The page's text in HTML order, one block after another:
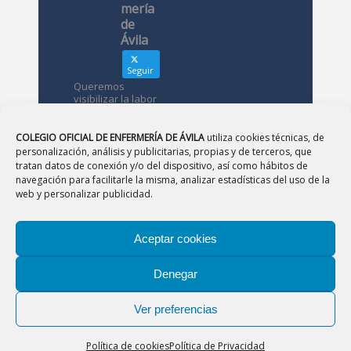
COLEGIO OFICIAL DE ENFERMERÍA DE ÁVILA utiliza cookies técnicas, de
personalización, análisis y publicitarias, propias y de terceros, que
tratan datos de conexión y/o del dispositivo, así como hábitos de
navegación para facilitarle la misma, analizar estadísticas del uso de la
web y personalizar publicidad.
Aceptar cookies
Denegar
Ver preferencias
Política de cookiesPolítica de Privacidad
mería
de
Ávila
Seguir
Queremos
visibilizar la labor
conoces?
Avatar Colegio
Oficial de
de Ávila
12 May
Enfermería
os
agradecemos
LEÓN|PALENCIA
|SEGOVIA|SORIA|VALLADOLID|ZAMORA
Cookies